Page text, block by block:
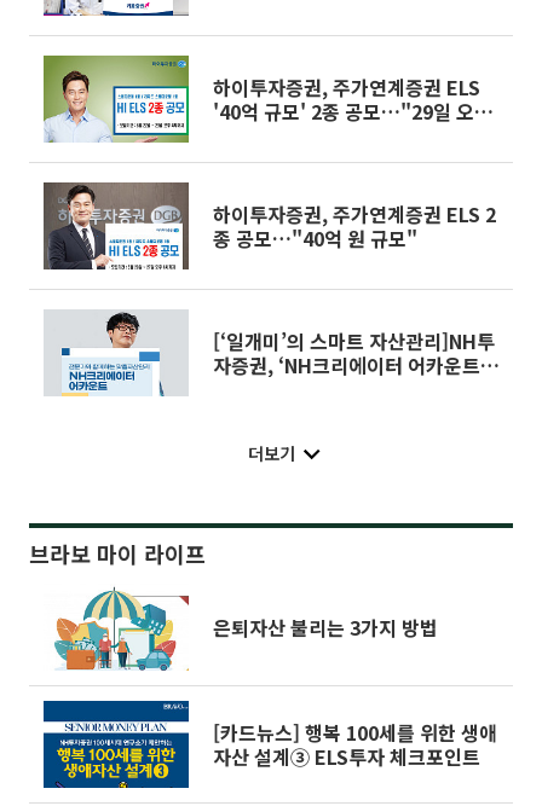
하이투자증권, 주가연계증권 ELS
'40억 규모' 2종 공모…"29일 오후
하이투자증권, 주가연계증권 ELS 2
종 공모…"40억 원 규모"
[‘일개미’의 스마트 자산관리]NH투
자증권, ‘NH크리에이터 어카운트’
더보기
브라보 마이 라이프
은퇴자산 불리는 3가지 방법
[카드뉴스] 행복 100세를 위한 생애
자산 설계③ ELS투자 체크포인트